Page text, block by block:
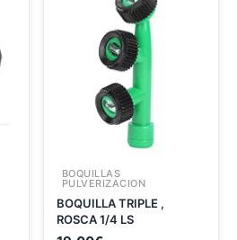
BOQUILLAS
PULVERIZACION
BOQUILLA TRIPLE ,
ROSCA 1/4 LS